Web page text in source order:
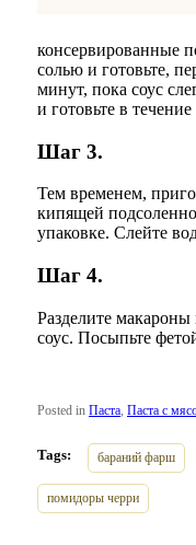
консервированные
солью и готовьте,
минут, пока соус
и готовьте в
Шаг 3.
Тем временем,
кипящей
упаковке. Слейте
Шаг 4.
Разделите
соус. Посыпьте
Posted in Паста, Паста с
Tags: бараний фарш
помидоры черри